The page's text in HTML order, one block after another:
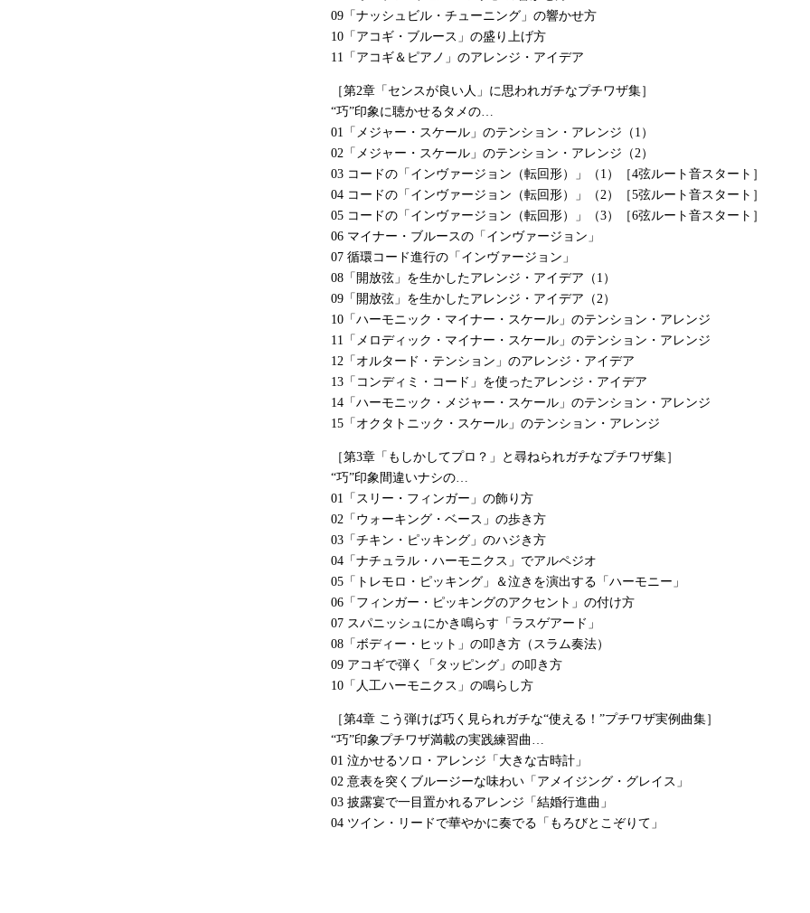
09「ナッシュビル・チューニング」の響かせ方
10「アコギ・ブルース」の盛り上げ方
11「アコギ＆ピアノ」のアレンジ・アイデア
［第2章「センスが良い人」に思われガチなプチワザ集］
“巧”印象に聴かせるタメの…
01「メジャー・スケール」のテンション・アレンジ（1）
02「メジャー・スケール」のテンション・アレンジ（2）
03 コードの「インヴァージョン（転回形）」（1）［4弦ルート音スタート］
04 コードの「インヴァージョン（転回形）」（2）［5弦ルート音スタート］
05 コードの「インヴァージョン（転回形）」（3）［6弦ルート音スタート］
06 マイナー・ブルースの「インヴァージョン」
07 循環コード進行の「インヴァージョン」
08「開放弦」を生かしたアレンジ・アイデア（1）
09「開放弦」を生かしたアレンジ・アイデア（2）
10「ハーモニック・マイナー・スケール」のテンション・アレンジ
11「メロディック・マイナー・スケール」のテンション・アレンジ
12「オルタード・テンション」のアレンジ・アイデア
13「コンディミ・コード」を使ったアレンジ・アイデア
14「ハーモニック・メジャー・スケール」のテンション・アレンジ
15「オクタトニック・スケール」のテンション・アレンジ
［第3章「もしかしてプロ？」と尋ねられガチなプチワザ集］
“巧”印象間違いナシの…
01「スリー・フィンガー」の飾り方
02「ウォーキング・ベース」の歩き方
03「チキン・ピッキング」のハジき方
04「ナチュラル・ハーモニクス」でアルペジオ
05「トレモロ・ピッキング」＆泣きを演出する「ハーモニー」
06「フィンガー・ピッキングのアクセント」の付け方
07 スパニッシュにかき鳴らす「ラスゲアード」
08「ボディー・ヒット」の叩き方（スラム奏法）
09 アコギで弾く「タッピング」の叩き方
10「人工ハーモニクス」の鳴らし方
［第4章 こう弾けば巧く見られガチな“使える！”プチワザ実例曲集］
“巧”印象プチワザ満載の実践練習曲…
01 泣かせるソロ・アレンジ「大きな古時計」
02 意表を突くブルージーな味わい「アメイジング・グレイス」
03 披露宴で一目置かれるアレンジ「結婚行進曲」
04 ツイン・リードで華やかに奏でる「もろびとこぞりて」